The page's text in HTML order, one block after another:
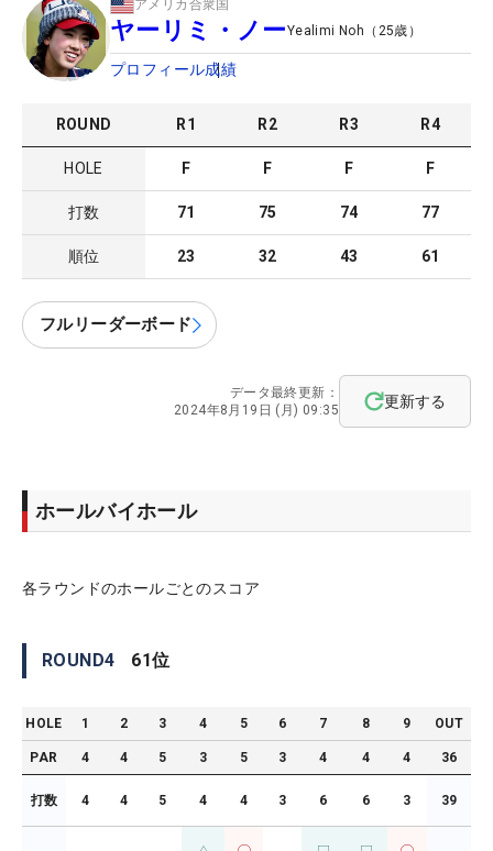
アメリカ合衆国
ヤーリミ・ノーYealimi Noh （ 25歳）
プロフィール成績
ROUND R1 R2 R3 R4
HOLE F F F F
打数 71 75 74 77
順位 23 32 43 61
フルリーダーボード
データ最終更新：
2024年8月19日 (月) 09:35
更新する
ホールバイホール
各ラウンドのホールごとのスコア
ROUND4 61位
HOLE 1 2 3 4 5 6 7 8 9 OUT
PAR 4 4 5 3 5 3 4 4 4 36
打数 4 4 5 4 4 3 6 6 3 39